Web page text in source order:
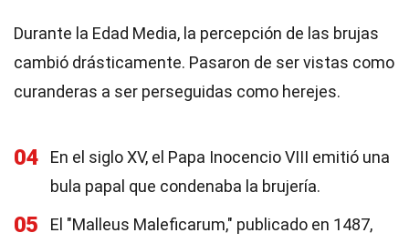
Durante la Edad Media, la percepción de las brujas
cambió drásticamente. Pasaron de ser vistas como
curanderas a ser perseguidas como herejes.
04
En el siglo XV, el Papa Inocencio VIII emitió una
bula papal que condenaba la brujería.
05
El "Malleus Maleficarum," publicado en 1487,